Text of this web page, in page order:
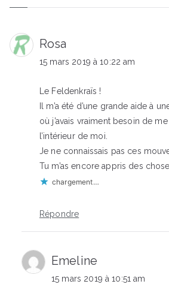
Rosa
15 mars 2019 à 10:22 am
Le Feldenkraïs !
Il m’a été d’une grande aide à
où j’avais vraiment besoin de
l’intérieur de moi.
Je ne connaissais pas ces
Tu m’as encore appris des
chargement…
Répondre
Emeline
15 mars 2019 à 10:51 am